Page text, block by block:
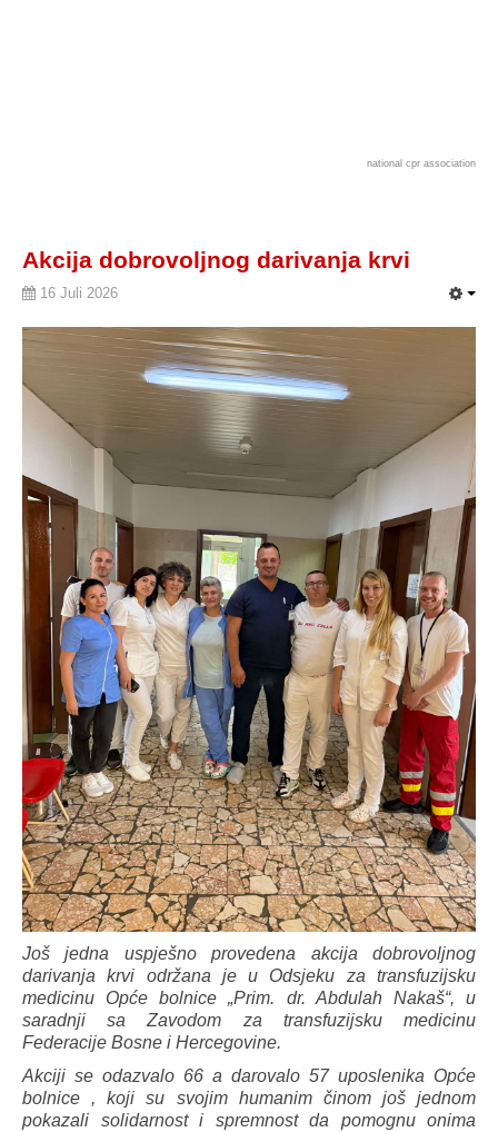
national cpr association
Akcija dobrovoljnog darivanja krvi
16 Juli 2026
Još jedna uspješno provedena akcija dobrovoljnog
darivanja krvi održana je u Odsjeku za transfuzijsku
medicinu Opće bolnice „Prim. dr. Abdulah Nakaš“, u
saradnji sa Zavodom za transfuzijsku medicinu
Federacije Bosne i Hercegovine.
Akciji se odazvalo 66 a darovalo 57 uposlenika Opće
bolnice , koji su svojim humanim činom još jednom
pokazali solidarnost i spremnost da pomognu onima